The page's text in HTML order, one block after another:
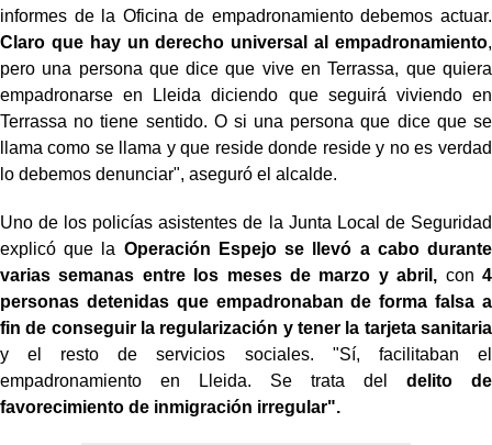
informes de la Oficina de empadronamiento debemos actuar.
Claro que hay un derecho universal al empadronamiento,
pero una persona que dice que vive en Terrassa, que quiera
empadronarse en Lleida diciendo que seguirá viviendo en
Terrassa no tiene sentido. O si una persona que dice que se
llama como se llama y que reside donde reside y no es verdad
lo debemos denunciar", aseguró el alcalde.
Uno de los policías asistentes de la Junta Local de Seguridad
explicó que la Operación Espejo se llevó a cabo durante
varias semanas entre los meses de marzo y abril, con 4
personas detenidas que empadronaban de forma falsa a
fin de conseguir la regularización y tener la tarjeta sanitaria
y el resto de servicios sociales. "Sí, facilitaban el
empadronamiento en Lleida. Se trata del delito de
favorecimiento de inmigración irregular".